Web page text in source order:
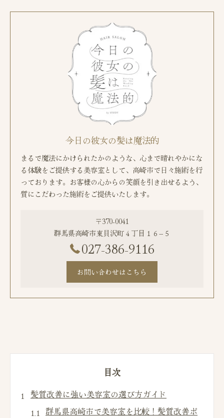
今日の彼女の髪は魔法的
まるで魔法にかけられたかのような、心まで晴れやかにな
る体験をご提供する美容室として、高崎市で日々施術を行
っております。お客様の心からの笑顔を引き出せるよう、
質にこだわった施術をご提供いたします。
〒370-0041
群馬県高崎市東貝沢町４丁目１６−５
027-386-9116
お問い合わせはこちら
目次
髪質改善に強い美容室の選び方ガイド
群馬県高崎市で美容室を比較！髪質改善ポ